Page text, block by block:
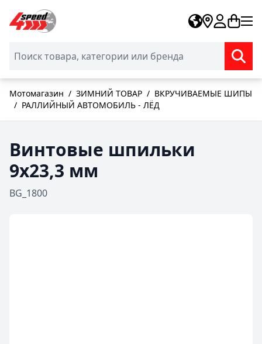
Skip to Content
Мотомагазин / ЗИМНИЙ ТОВАР / ВКРУЧИВАЕМЫЕ ШИПЫ
/ РАЛЛИЙНЫЙ АВТОМОБИЛЬ - ЛЁД
Винтовые шпильки
9x23,3 мм
BG_1800